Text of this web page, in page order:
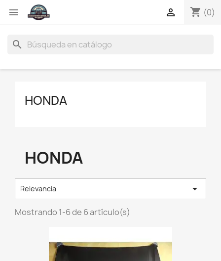
 shopping_cart (0)

search
HONDA
HONDA
Relevancia 
Mostrando 1-6 de 6 artículo(s)